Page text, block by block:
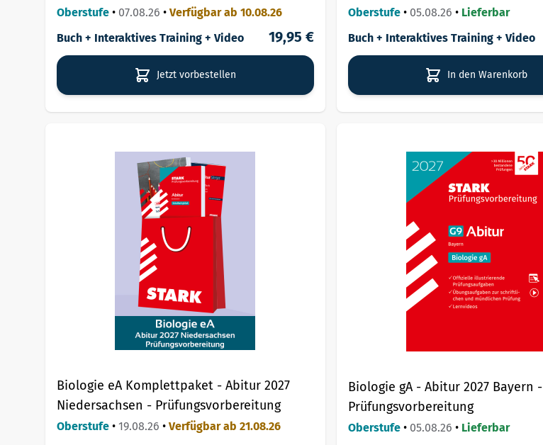
Oberstufe • 07.08.26 • Verfügbar ab 10.08.26
Buch + Interaktives Training + Video
19,95 €
Jetzt vorbestellen
Oberstufe• 05.08.26 • Lieferbar
Buch + Interaktives Training + Video
In den Warenkorb
Biologie eA Komplettpaket - Abitur 2027
Niedersachsen - Prüfungsvorbereitung
Oberstufe • 19.08.26 • Verfügbar ab 21.08.26
Biologie gA - Abitur 2027 Bayern -
Prüfungsvorbereitung
Oberstufe• 05.08.26 • Lieferbar